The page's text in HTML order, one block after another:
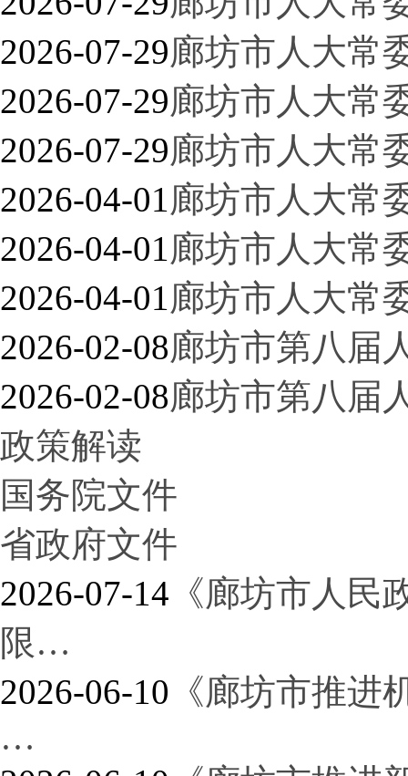
2026-07-29廊坊市人大常
2026-07-29廊坊市人大常
2026-07-29廊坊市人大常
2026-04-01廊坊市人大常
2026-04-01廊坊市人大常
2026-04-01廊坊市人大常
2026-02-08廊坊市第八届
2026-02-08廊坊市第八届
政策解读
国务院文件
省政府文件
2026-07-14 《廊坊市人民
限…
2026-06-10 《廊坊市推
…